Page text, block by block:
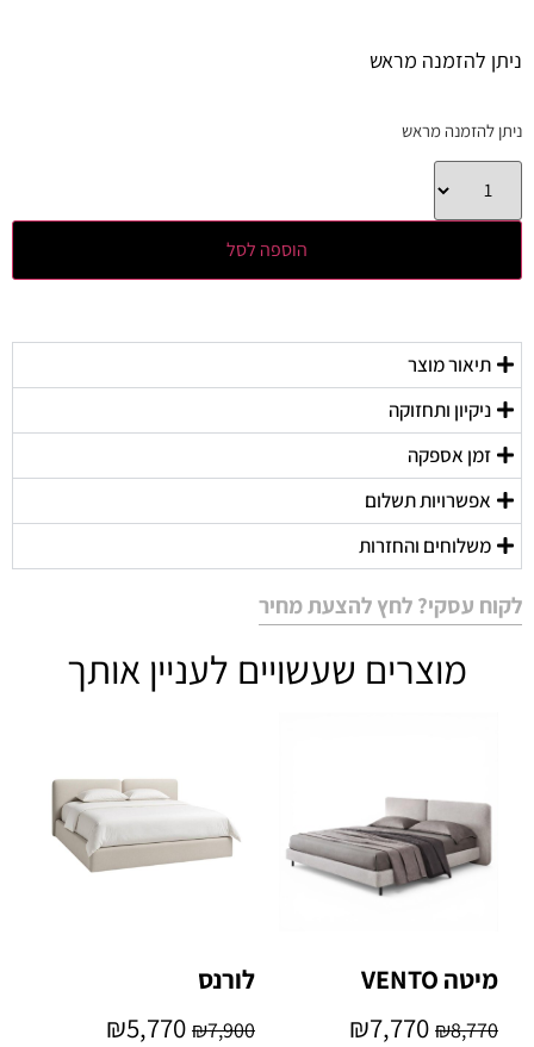
ניתן להזמנה מראש
ניתן להזמנה מראש
הוספה לסל
תיאור מוצר
ניקיון ותחזוקה
זמן אספקה
אפשרויות תשלום
משלוחים והחזרות
לקוח עסקי? לחץ להצעת מחיר
מוצרים שעשויים לעניין אותך
מיטה VENTO
₪8,770
₪7,770
לורנס
₪7,900
₪5,770